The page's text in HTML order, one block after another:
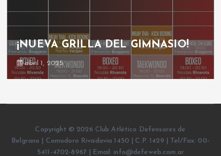
¡NUEVA GRILLA DEL GIMNASIO!
abril 1, 2025
Copyright © 2026 Club Atlético Defensores de
Belgrano | Comodoro Rivadavia 1450 | C.P. 1429 | Tel/Fax: 00-
5411-4702-8967 | Email: info@defeweb.com.ar